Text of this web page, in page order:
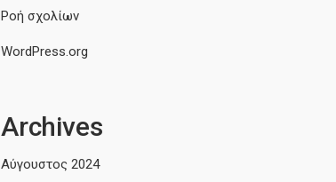
Ροή σχολίων
WordPress.org
Archives
Αύγουστος 2024